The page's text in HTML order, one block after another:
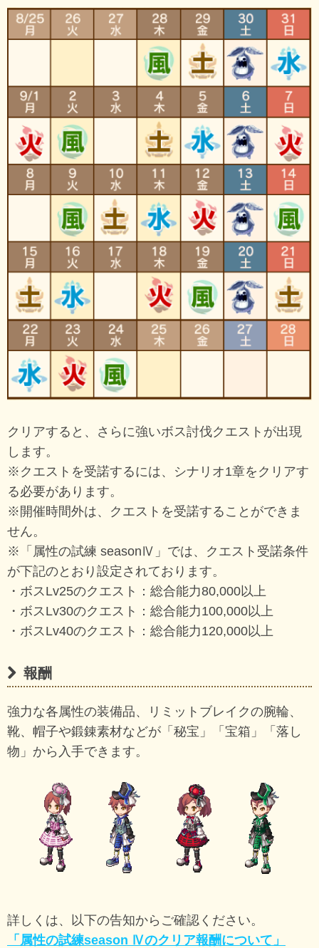
クリアすると、さらに強いボス討伐クエストが出現
します。
※クエストを受諾するには、シナリオ1章をクリアす
る必要があります。
※開催時間外は、クエストを受諾することができま
せん。
※「属性の試練 seasonⅣ」では、クエスト受諾条件
が下記のとおり設定されております。
・ボスLv25のクエスト：総合能力80,000以上
・ボスLv30のクエスト：総合能力100,000以上
・ボスLv40のクエスト：総合能力120,000以上
報酬
強力な各属性の装備品、リミットブレイクの腕輪、
靴、帽子や鍛錬素材などが「秘宝」「宝箱」「落し
物」から入手できます。
詳しくは、以下の告知からご確認ください。
「属性の試練season Ⅳのクリア報酬について」